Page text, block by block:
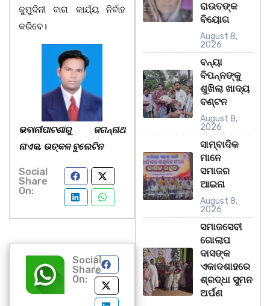
କୁମୁଦିନୀ ବାଗ କାର୍ଯ୍ୟ ନିର୍ବାହ
କରିବେ।
ଭବାନୀପାଟଣାରୁ ଜଗନ୍ନାଥ
ନାଏକ, ଉତ୍କଳ ବୁଲେଟିନ
Social
Share
On:
Social
Share
On:
ରାଉତଙ୍କ
ବିୟୋଗ
August 8,
2026
ବନ୍ୟା
ବିପନ୍ନଙ୍କୁ
ଶୁଖିଲା ଖାଦ୍ୟ
ବଣ୍ଟନ
August 8,
2026
ସାମ୍ବାଦିକ
ମାନେ
ସମାଜର
ଆଇନା
August 8,
2026
ସମାଜସେବୀ
ଗୋଲାପ
ଦାସଙ୍କ
ଏକାଦଶାହରେ
ଶ୍ରଦ୍ଧା ସୁମନ
ଅର୍ପଣ